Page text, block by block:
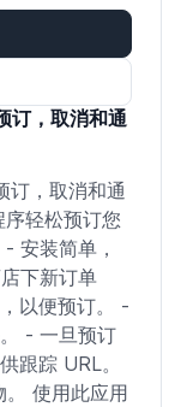
订，取消和通
订，取消和通
轻松预订您
安装简单，
下新订单
以便预订。 -
- 一旦预订
跟踪 URL。
使用此应用